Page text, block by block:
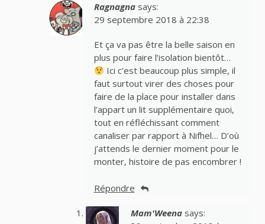
Ragnagna says:
29 septembre 2018 à 22:38
Et ça va pas être la belle saison en
plus pour faire l’isolation bientôt…
Ici c’est beaucoup plus simple, il
faut surtout virer des choses pour
faire de la place pour installer dans
l’appart un lit supplémentaire quoi,
tout en réfléchissant comment
canaliser par rapport à Nifhel… D’où
j’attends le dernier moment pour le
monter, histoire de pas encombrer !
Répondre
Mam'Weena says: